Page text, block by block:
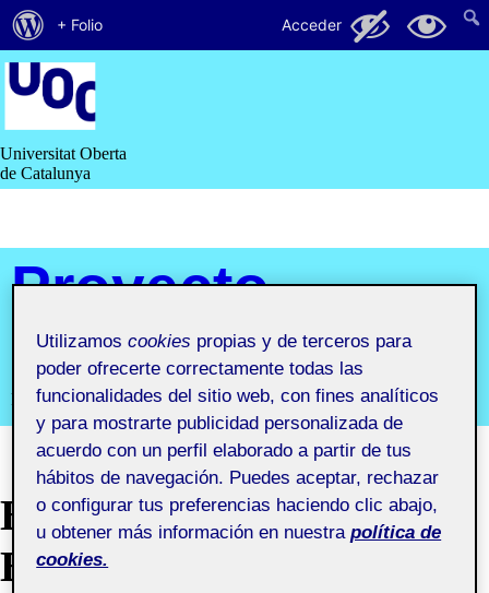
Saltar
contenido
Universitat Oberta
de Catalunya
Proyecto
Primer semestre 2019-2020. Aula 1
BIENVENIDOS Y
BIENVENIDAS!
Acerca
de
WordPress
+ Folio Acceder 131 11
Utilizamoscookies propias y de terceros para
poder ofrecerte correctamente todas las
funcionalidades del sitio web, con fines analíticos
y para mostrarte publicidad personalizada de
acuerdo con un perfil elaborado a partir de tus
hábitos de navegación. Puedes aceptar, rechazar
o configurar tus preferencias haciendo clic abajo,
u obtener más información en nuestra política de
cookies.